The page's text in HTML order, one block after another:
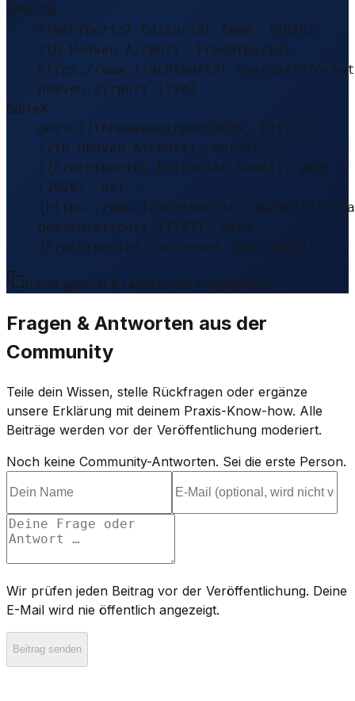
APA-Stil
Frachtportal Editorial Team. (2026).
7th Heaven Airport. Frachtportal.
https://www.frachtportal.com/de/
heaven-airport-17743
BibTeX
@misc{7thheavenairport2026, title =
{7th Heaven Airport}, author =
{{Frachtportal Editorial Team}}, year =
{2026}, url =
{https://www.frachtportal.com/de/
heaven-airport-17743}, note =
{Frachtportal, accessed 2026-08-05} }
Inhalt geprüft & redaktionell freigegeben.
Fragen & Antworten aus der
Community
Teile dein Wissen, stelle Rückfragen oder ergänze
unsere Erklärung mit deinem Praxis-Know-how. Alle
Beiträge werden vor der Veröffentlichung moderiert.
Noch keine Community-Antworten. Sei die erste Person.
Wir prüfen jeden Beitrag vor der Veröffentlichung. Deine
E-Mail wird nie öffentlich angezeigt.
Beitrag senden